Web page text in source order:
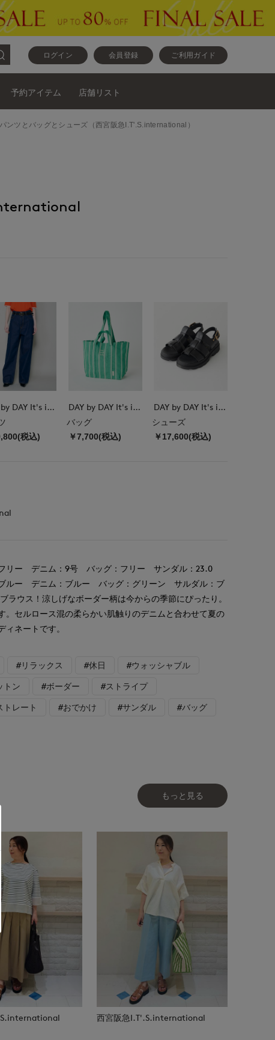
ログイン 会員登録 ご利用ガイド
予約アイテム 店舗リスト
ンツとバッグとシューズ（西宮阪急I.T'.S.international）
DAY by DAY It's international
税込)
DAY by DAY It's international
バッグ
￥7,700(税込)
DAY by DAY It's international
シューズ
￥17,600(税込)
フリー デニム：9号 バッグ：フリー サンダル：23.0
ブルー デニム：ブルー バッグ：グリーン サルダル：ブ
ラウス！涼しげなボーダー柄は今からの季節にぴったり。
。セルロース混の柔らかい肌触りのデニムと合わせて夏の
ィネートです。
#リラックス #休日 #ウォッシャブル
トン #ボーダー #ストライプ
トレート #おでかけ #サンダル #バッグ
もっと見る
西宮阪急I.T'.S.international